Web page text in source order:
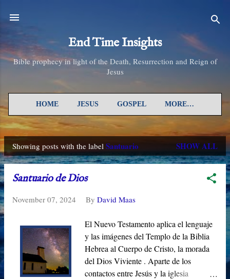
End Time Insights
Bible prophecy in light of the Death, Resurrection and Reign of
Jesus
HOME JESUS GOSPEL MORE…
PShowing posts with the label Santuario SHOW ALL
Santuario de Dios
November 07, 2024 By David Maas
El Nuevo Testamento aplica el lenguaje
y las imágenes del Templo de la Biblia
Hebrea al Cuerpo de Cristo, la morada
del Dios Viviente . Aparte de los
contactos entre Jesús y la iglesia